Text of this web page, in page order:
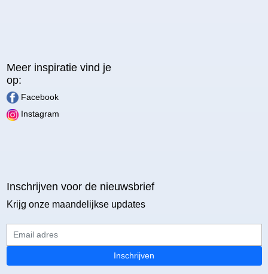
Meer inspiratie vind je
op:
Facebook
Instagram
Inschrijven voor de nieuwsbrief
Krijg onze maandelijkse updates
Inschrijven